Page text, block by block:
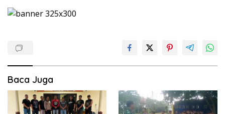
Baca Juga